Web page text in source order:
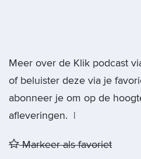
Meer over de Klik podcast
of beluister deze via je
abonneer je om op de
afleveringen. |
Markeer als favoriet